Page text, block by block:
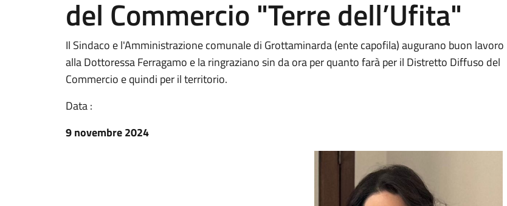
del Commercio "Terre dell’Ufita"
Il Sindaco e l'Amministrazione comunale di Grottaminarda (ente capofila) augurano buon lavoro
alla Dottoressa Ferragamo e la ringraziano sin da ora per quanto farà per il Distretto Diffuso del
Commercio e quindi per il territorio.
Data :
9 novembre 2024